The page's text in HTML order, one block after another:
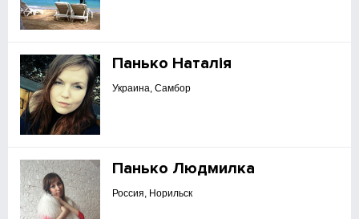
Панько Наталія
Украина, Самбор
Панько Людмилка
Россия, Норильск